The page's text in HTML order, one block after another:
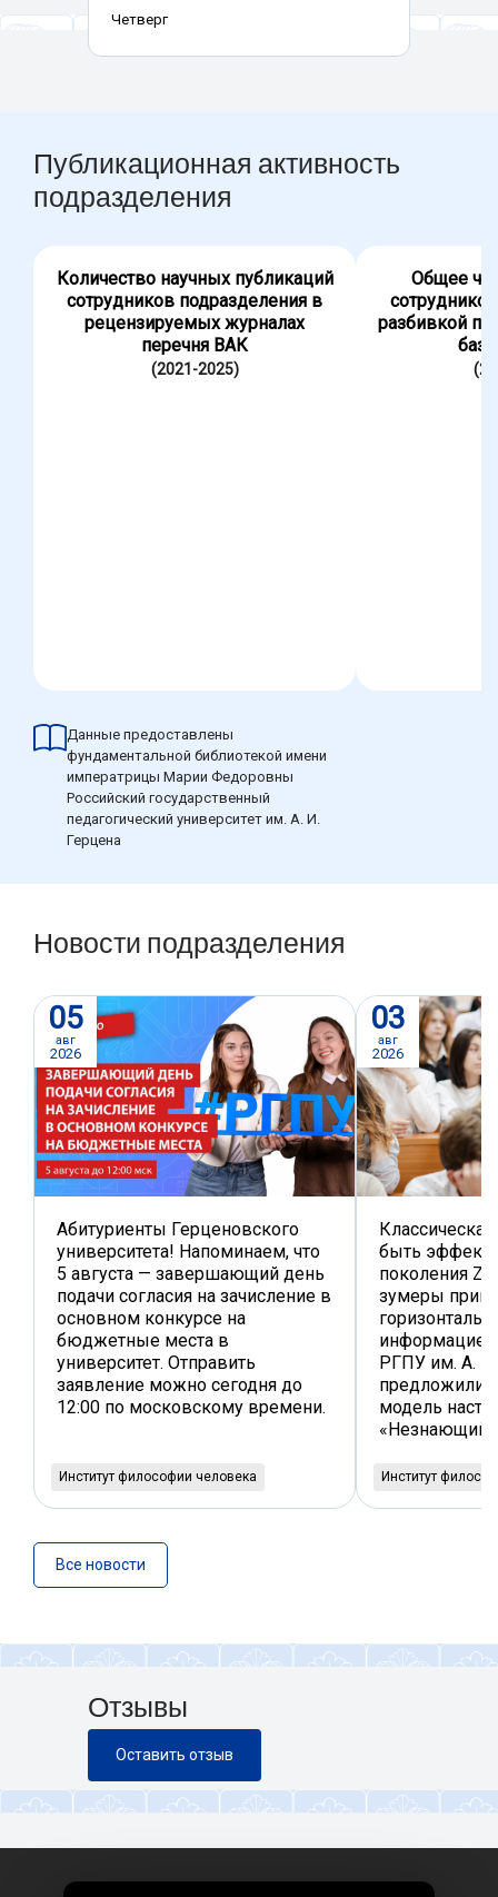
Четверг
Публикационная активность
подразделения
Количество научных публикаций
сотрудников подразделения в
рецензируемых журналах
перечня ВАК
(2021-2025)
Общее
разбивкой
Данные предоставлены
фундаментальной библиотекой имени
императрицы Марии Федоровны
Российский государственный
педагогический университет им. А. И.
Герцена
Новости подразделения
05
авг
2026
Абитуриенты Герценовского
университета! Напоминаем, что
5 августа — завершающий день
подачи согласия на зачисление в
основном конкурсе на
бюджетные места в
университет. Отправить
заявление можно сегодня до
12:00 по московскому времени.
Институт философии человека
03
авг
2026
быть
поколения Z,
зумеры
РГПУ им. А.
предложили
модель
«Незнающий
Институт
Все новости
Отзывы
Оставить отзыв